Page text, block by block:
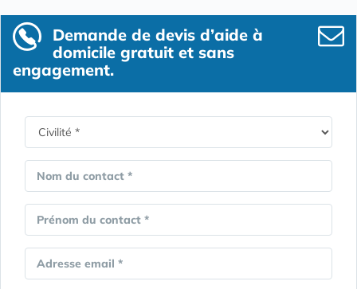
Demande de devis d’aide à
domicile gratuit et sans
engagement.
Nom du contact *
Prénom du contact *
Adresse email *